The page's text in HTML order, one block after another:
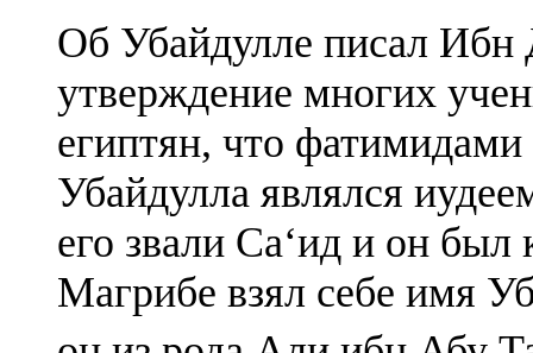
Об Убайдулле писал Ибн
утверждение многих
египтян, что
Убайдулла являлся
его звали Са‘ид и он
Магрибе взял себе имя